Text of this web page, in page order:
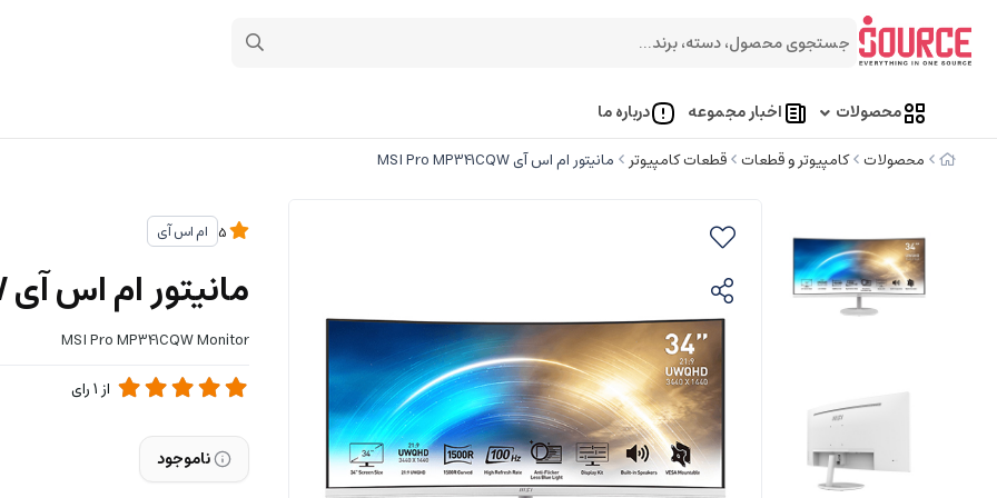
محصولات اخبار مجموعه درباره ما
محصولات کامپیوتر و قطعات قطعات کامپیوتر مانیتور ام اس آی MSI Pro MP341CQW
ام اس آی
مانیتور ام اس آی MSI Pro MP341CQW
MSI Pro MP341CQW Monitor
از1رای
ناموجود